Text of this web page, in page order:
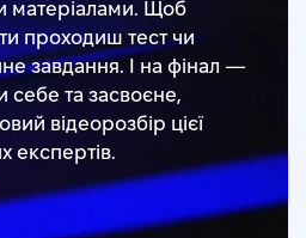
матеріалами. Щоб
проходиш тест чи
завдання. І на фінал —
та засвоєне,
відеорозбір цієї
експертів.